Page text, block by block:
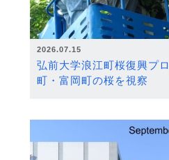
2026.07.15
弘前大学浪江町桜復興プ
町・富岡町の桜を視察